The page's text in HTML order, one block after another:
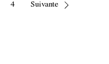
4 Suivante